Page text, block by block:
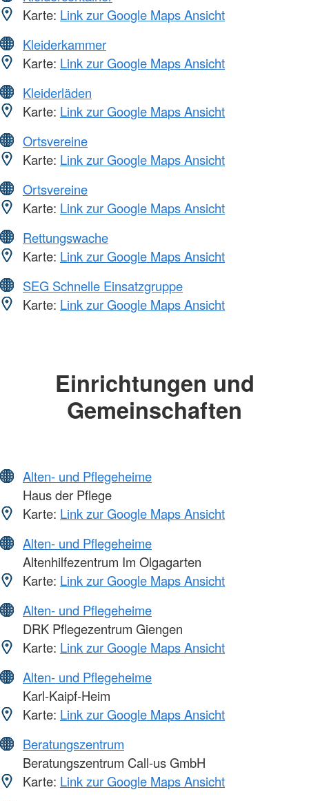
Karte: Link zur Google Maps Ansicht
Kleiderkammer
Karte: Link zur Google Maps Ansicht
Kleiderläden
Karte: Link zur Google Maps Ansicht
Ortsvereine
Karte: Link zur Google Maps Ansicht
Ortsvereine
Karte: Link zur Google Maps Ansicht
Rettungswache
Karte: Link zur Google Maps Ansicht
SEG Schnelle Einsatzgruppe
Karte: Link zur Google Maps Ansicht
Einrichtungen und
Gemeinschaften
Alten- und Pflegeheime
Haus der Pflege
Karte: Link zur Google Maps Ansicht
Alten- und Pflegeheime
Altenhilfezentrum Im Olgagarten
Karte: Link zur Google Maps Ansicht
Alten- und Pflegeheime
DRK Pflegezentrum Giengen
Karte: Link zur Google Maps Ansicht
Alten- und Pflegeheime
Karl-Kaipf-Heim
Karte: Link zur Google Maps Ansicht
Beratungszentrum
Beratungszentrum Call-us GmbH
Karte: Link zur Google Maps Ansicht